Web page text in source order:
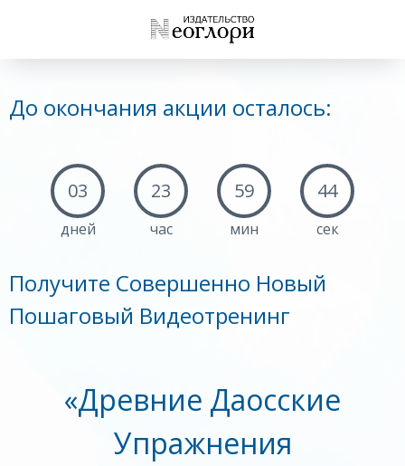
До окончания акции осталось:
03
дней
23
час
59
мин
43
сек
Получите Совершенно Новый
Пошаговый Видеотренинг
«Древние Даосские
Упражнения